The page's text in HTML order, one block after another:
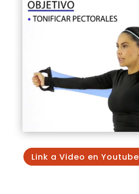
Link a Video en Youtube